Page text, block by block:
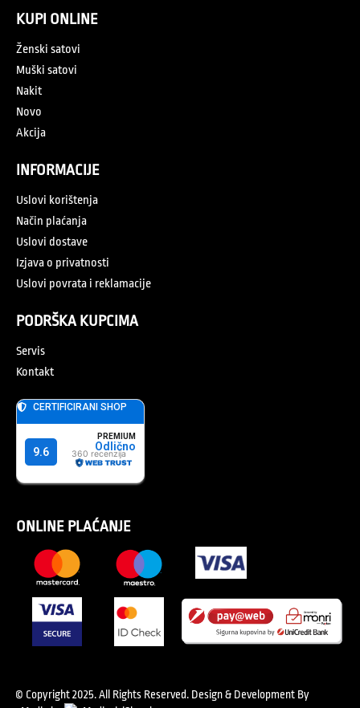
KUPI ONLINE
Ženski satovi
Muški satovi
Nakit
Novo
Akcija
INFORMACIJE
Uslovi korištenja
Način plaćanja
Uslovi dostave
Izjava o privatnosti
Uslovi povrata i reklamacije
PODRŠKA KUPCIMA
Servis
Kontakt
ONLINE PLAĆANJE
© Copyright 2025. All Rights Reserved. Design & Development By